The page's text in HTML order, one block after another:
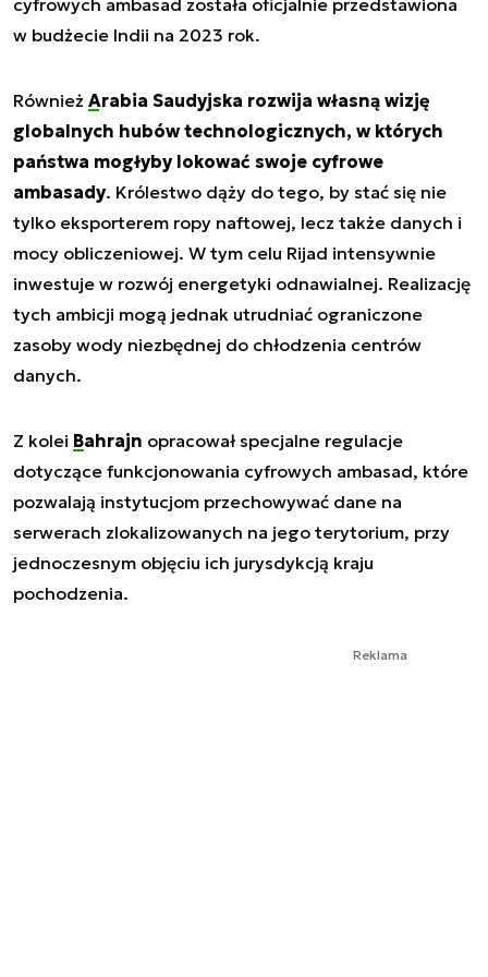
cyfrowych ambasad została oficjalnie przedstawiona
w budżecie Indii na 2023 rok.
Również Arabia Saudyjska rozwija własną wizję
globalnych hubów technologicznych, w których
państwa mogłyby lokować swoje cyfrowe
ambasady. Królestwo dąży do tego, by stać się nie
tylko eksporterem ropy naftowej, lecz także danych i
mocy obliczeniowej. W tym celu Rijad intensywnie
inwestuje w rozwój energetyki odnawialnej. Realizację
tych ambicji mogą jednak utrudniać ograniczone
zasoby wody niezbędnej do chłodzenia centrów
danych.
Z kolei Bahrajn opracował specjalne regulacje
dotyczące funkcjonowania cyfrowych ambasad, które
pozwalają instytucjom przechowywać dane na
serwerach zlokalizowanych na jego terytorium, przy
jednoczesnym objęciu ich jurysdykcją kraju
pochodzenia.
Reklama